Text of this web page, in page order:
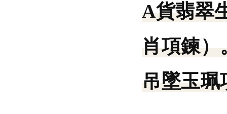
A貨翡翠
肖項鍊
吊墜玉